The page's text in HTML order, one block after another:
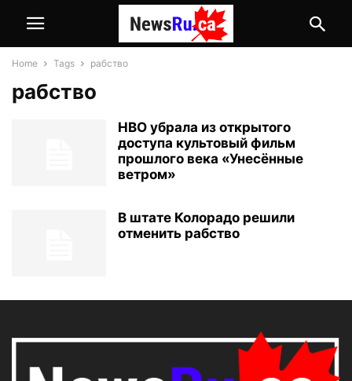
Home Tags рабство
рабство
HBO убрала из открытого
доступа культовый фильм
прошлого века «Унесённые
ветром»
В штате Колорадо решили
отменить рабство